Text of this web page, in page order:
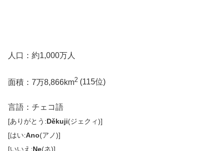
人口：約1,000万人
面積：7万8,866km2 (115位)
言語：チェコ語
[ありがとう:Děkuji(ジェクィ)]
[はい:Ano(アノ)]
[いいえ:Ne(ネ)]